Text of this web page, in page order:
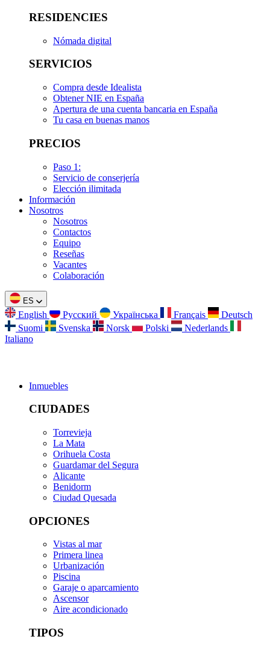
RESIDENCIES
Nómada digital
SERVICIOS
Compra desde Idealista
Obtener NIE en España
Apertura de una cuenta bancaria en España
Tu casa en buenas manos
PRECIOS
Paso 1:
Servicio de conserjería
Elección ilimitada
Información
Nosotros
Nosotros
Contactos
Equipo
Reseñas
Vacantes
Colaboración
ES
English Русский Українська Français
Deutsch
Suomi
Svenska Norsk Polski
Nederlands
Italiano
Inmuebles
CIUDADES
Torrevieja
La Mata
Orihuela Costa
Guardamar del Segura
Alicante
Benidorm
Ciudad Quesada
OPCIONES
Vistas al mar
Primera linea
Urbanización
Piscina
Garaje o aparcamiento
Ascensor
Aire acondicionado
TIPOS